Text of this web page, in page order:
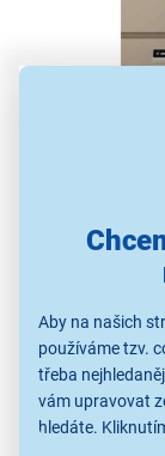
Aby na našich
používáme tzv.
třeba
vám upravovat
hledáte.
Vestavná
kapacita
třída
zásuvka